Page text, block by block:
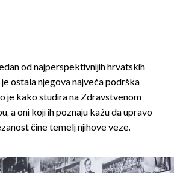
od najperspektivnijih hrvatskih
ostala njegova najveća podrška
je kako studira na Zdravstvenom
a oni koji ih poznaju kažu da upravo
čine temelj njihove veze.